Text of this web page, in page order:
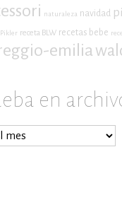
naturaleza navidad
Pikler receta BLW recetas bebe
emilia
en